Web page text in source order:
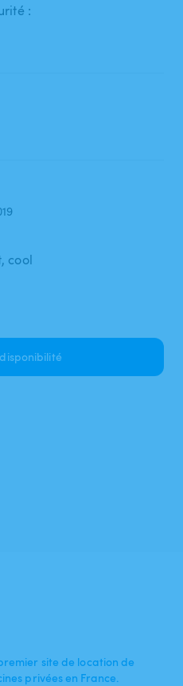
:
cool
site de location de
privées en France.